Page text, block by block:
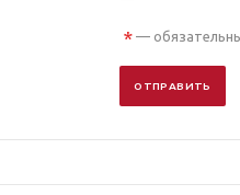
* —
ОТПРАВИТЬ